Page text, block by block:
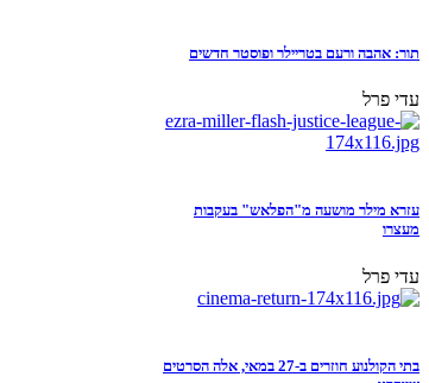
תור: אהבה ורעם בטריילר ופוסטר חדשים
עדי פרל
עזרא מילר מושעה מ"הפלאש" בעקבות
מעצרו
עדי פרל
בתי הקולנוע חוזרים ב-27 במאי, אלה הסרטים